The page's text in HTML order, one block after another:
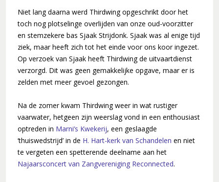
Niet lang daarna werd Thirdwing opgeschrikt door het
toch nog plotselinge overlijden van onze oud-voorzitter
en stemzekere bas Sjaak Strijdonk. Sjaak was al enige tijd
ziek, maar heeft zich tot het einde voor ons koor ingezet.
Op verzoek van Sjaak heeft Thirdwing de uitvaartdienst
verzorgd. Dit was geen gemakkelijke opgave, maar er is
zelden met meer gevoel gezongen.
Na de zomer kwam Thirdwing weer in wat rustiger
vaarwater, hetgeen zijn weerslag vond in een enthousiast
optreden in Marni’s Kwekerij, een geslaagde
‘thuiswedstrijd’ in de H. Hart-kerk van Schandelen en niet
te vergeten een spetterende deelname aan het
Najaarsconcert van Zangvereniging Reconnected.